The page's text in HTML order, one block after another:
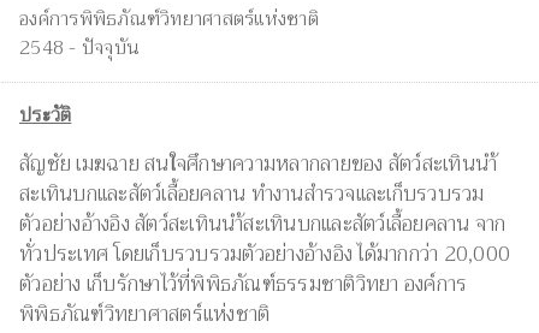
องค์การพิพิธภัณฑ์วิทยาศาสตร์แห่งชาติ
2548 - ปัจจุบัน
ประวัติ
สัญชัย เมฆฉาย สนใจศึกษาความหลากลายของ สัตว์สะเทินนำ้
สะเทินบกและสัตว์เลื้อยคลาน ทำงานสำรวจและเก็บรวบรวม
ตัวอย่างอ้างอิง สัตว์สะเทินนำ้สะเทินบกและสัตว์เลื้อยคลาน จาก
ทั่วประเทศ โดยเก็บรวบรวมตัวอย่างอ้างอิง ได้มากกว่า 20,000
ตัวอย่าง เก็บรักษาไว้ที่พิพิธภัณฑ์ธรรมชาติวิทยา องค์การ
พิพิธภัณฑ์วิทยาศาสตร์แห่งชาติ